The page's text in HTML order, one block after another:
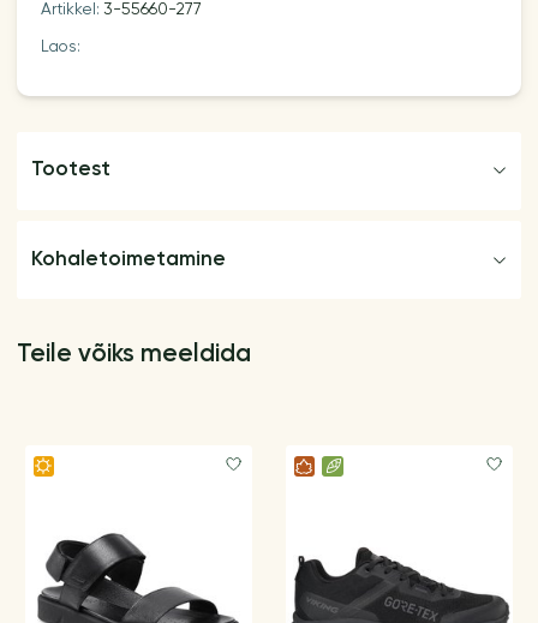
Artikkel:3-55660-277
Laos:
Tootest
Kohaletoimetamine
Teile võiks meeldida